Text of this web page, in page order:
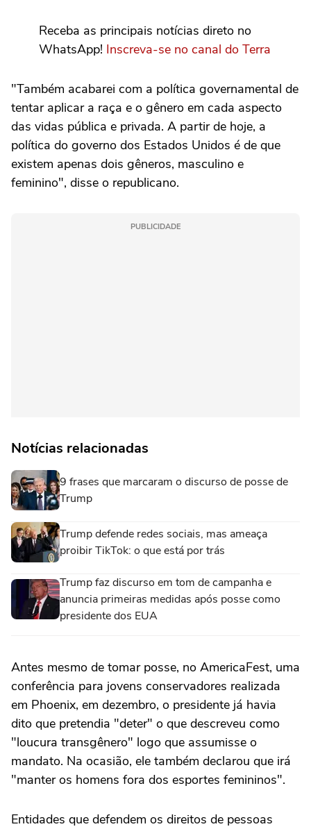
Receba as principais notícias direto no
WhatsApp! Inscreva-se no canal do Terra
"Também acabarei com a política governamental de
tentar aplicar a raça e o gênero em cada aspecto
das vidas pública e privada. A partir de hoje, a
política do governo dos Estados Unidos é de que
existem apenas dois gêneros, masculino e
feminino", disse o republicano.
PUBLICIDADE
Notícias relacionadas
9 frases que marcaram o discurso de posse de
Trump
Trump defende redes sociais, mas ameaça
proibir TikTok: o que está por trás
Trump faz discurso em tom de campanha e
anuncia primeiras medidas após posse como
presidente dos EUA
Antes mesmo de tomar posse, no AmericaFest, uma
conferência para jovens conservadores realizada
em Phoenix, em dezembro, o presidente já havia
dito que pretendia "deter" o que descreveu como
"loucura transgênero" logo que assumisse o
mandato. Na ocasião, ele também declarou que irá
"manter os homens fora dos esportes femininos".
Entidades que defendem os direitos de pessoas